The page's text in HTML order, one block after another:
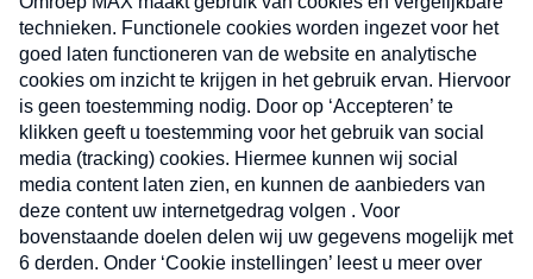
CONTACT
Volg ons op
X
Nieuwsbrief